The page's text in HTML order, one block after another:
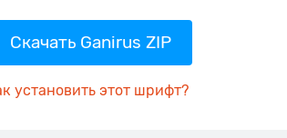
Скачать Ganirus ZIP
установить этот шрифт?